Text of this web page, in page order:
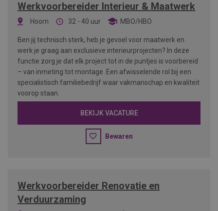
Werkvoorbereider Interieur & Maatwerk
Hoorn 32 - 40 uur MBO/HBO
Ben jij technisch sterk, heb je gevoel voor maatwerk en
werk je graag aan exclusieve interieurprojecten? In deze
functie zorg je dat elk project tot in de puntjes is voorbereid
– van inmeting tot montage. Een afwisselende rol bij een
specialistisch familiebedrijf waar vakmanschap en kwaliteit
voorop staan.
BEKIJK VACATURE
Bewaren
Werkvoorbereider Renovatie en
Verduurzaming